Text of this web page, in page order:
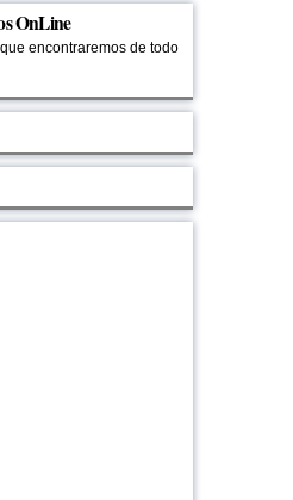
OnLine
encontraremos de todo